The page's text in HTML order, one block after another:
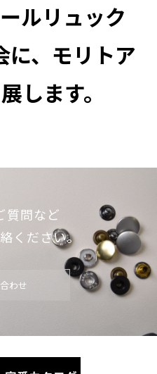
ルリュック
に、モリトア
します。
質問など
ください。
わせ